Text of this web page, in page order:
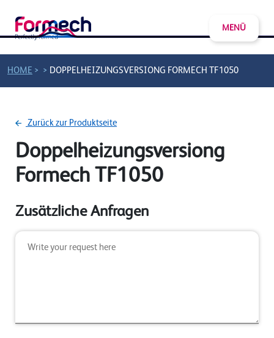
MENÜ
HOME > > DOPPELHEIZUNGSVERSIONG FORMECH TF1050
Zurück zur Produktseite
Doppelheizungsversiong
Formech TF1050
Zusätzliche Anfragen